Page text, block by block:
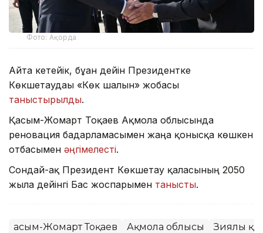
Фото: Ақорда
Айта кетейік, бұған дейін Президентке
Көкшетаудағы «Көк шалғын» жобасы
таныстырылды.
Қасым-Жомарт Тоқаев Ақмола облысында
реновация бағдарламасымен жаңа қонысқа көшкен
отбасымен әңгімелесті.
Сондай-ақ Президент Көкшетау қаласының 2050
жылға дейінгі Бас жоспарымен танысты.
Қасым-Жомарт Тоқаев Ақмола облысы Зиялы